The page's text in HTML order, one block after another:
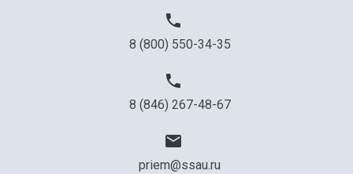
8 (800) 550-34-35
8 (846) 267-48-67
priem@ssau.ru